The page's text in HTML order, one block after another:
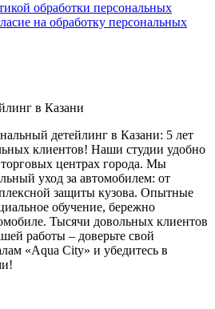
обработки персональных
на обработку персональных
в Казани
детейлинг в Казани: 5 лет
клиентов! Наши студии удобно
центрах города. Мы
уход за автомобилем: от
защиты кузова. Опытные
обучение, бережно
Тысячи довольных клиентов
работы – доверьте свой
«Aqua City» и убедитесь в